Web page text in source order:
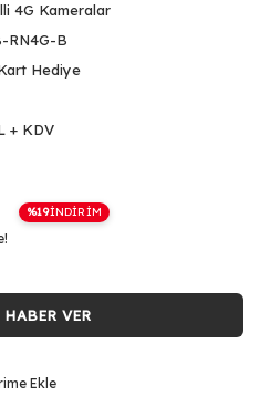
4G Kameralar
RN4G-B
Hediye
+ KDV
%19İNDİRİM
VER